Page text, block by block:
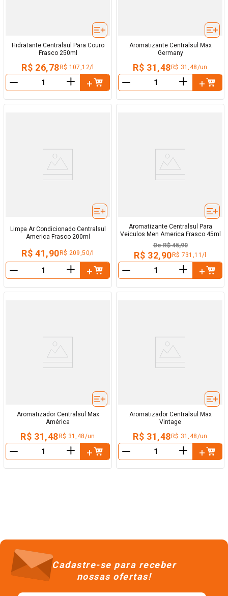
Hidratante Centralsul Para Couro
Frasco 250ml
R$ 26,78 R$ 107,12/l
＋
Aromatizante Centralsul Max
Germany
R$ 31,48 R$ 31,48/un
＋
Limpa Ar Condicionado Centralsul
America Frasco 200ml
R$ 41,90 R$ 209,50/l
＋
Aromatizante Centralsul Para
Veiculos Men America Frasco 45ml
De R$ 45,90
R$ 32,90 R$ 731,11/l
＋
Aromatizador Centralsul Max
América
R$ 31,48 R$ 31,48/un
＋
Aromatizador Centralsul Max
Vintage
R$ 31,48 R$ 31,48/un
＋
Cadastre-se para receber
nossas ofertas!